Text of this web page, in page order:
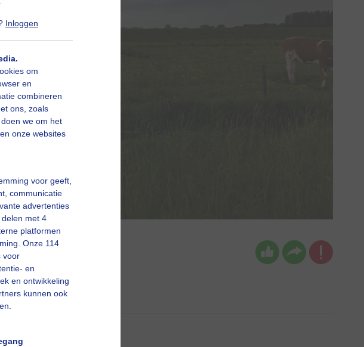
Inloggen
om
en
combineren
ons, zoals
we om het
onze websites
voor geeft,
communicatie
advertenties
met 4
platformen
Onze 114
voor
en
en ontwikkeling
kunnen ook
bekeken